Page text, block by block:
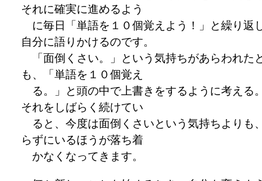
それに確実に進めるよう
に毎日「単語を１０個覚えよう！」と繰り返
自分に語りかけるのです。
「面倒くさい。」という気持ちがあらわれた
も、「単語を１０個覚え
る。」と頭の中で上書きをするように考え
それをしばらく続けてい
ると、今度は面倒くさいという気持ちよりも
らずにいるほうが落ち着
かなくなってきます。